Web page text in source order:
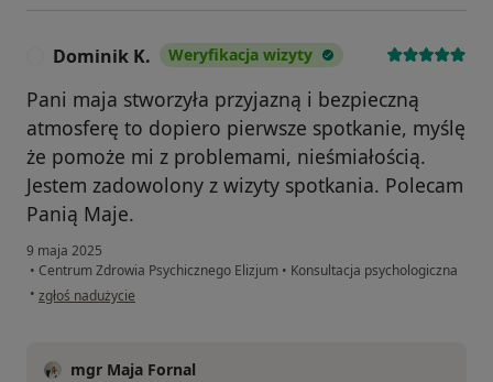
Dominik K. Weryfikacja wizyty
Pani maja stworzyła przyjazną i bezpieczną
atmosferę to dopiero pierwsze spotkanie, myślę
że pomoże mi z problemami, nieśmiałością.
Jestem zadowolony z wizyty spotkania. Polecam
Panią Maje.
9 maja 2025
• Centrum Zdrowia Psychicznego Elizjum • Konsultacja psychologiczna
• w opinii użytkownika Dominik K.
zgłoś nadużycie
mgr Maja Fornal